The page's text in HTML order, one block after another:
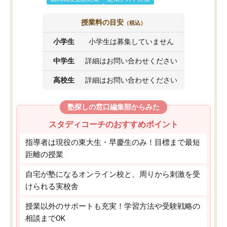
授業料の目安 （税込）
小学生 小学生は募集していません
中学生 詳細はお問い合わせください
高校生 詳細はお問い合わせください
塾探しの窓口編集部からみた
スタディコーチのおすすめポイント
指導者は現役の東大生・早慶生のみ！目標まで最短
距離の授業
自宅が塾になるオンライン校と、周りから刺激を受
けられる実校舎
授業以外のサポートも充実！学習方法や受験戦略の
相談までOK